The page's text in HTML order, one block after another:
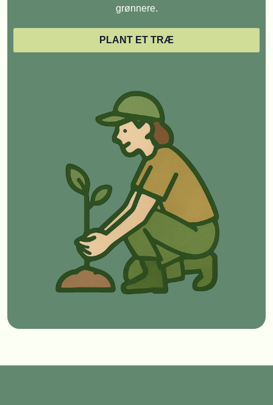
grønnere.
PLANT ET TRÆ